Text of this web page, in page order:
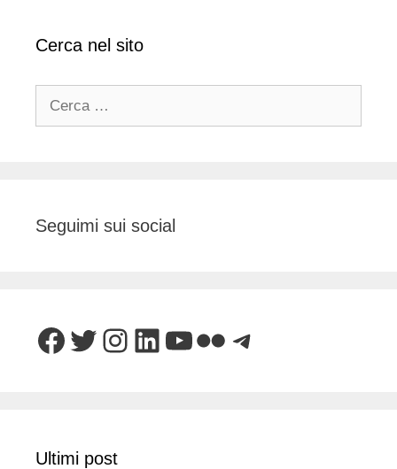
Cerca nel sito
Seguimi sui social
Facebook
Twitter
Instagram
LinkedIn
YouTube
FlickrTelegram
Ultimi post